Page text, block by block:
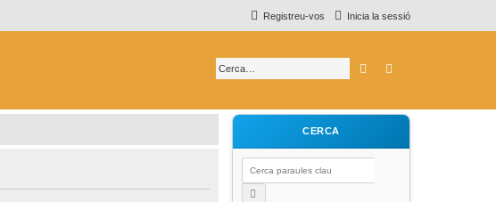
Inicia la sessió
Registreu-vos
Cerca
CERCA